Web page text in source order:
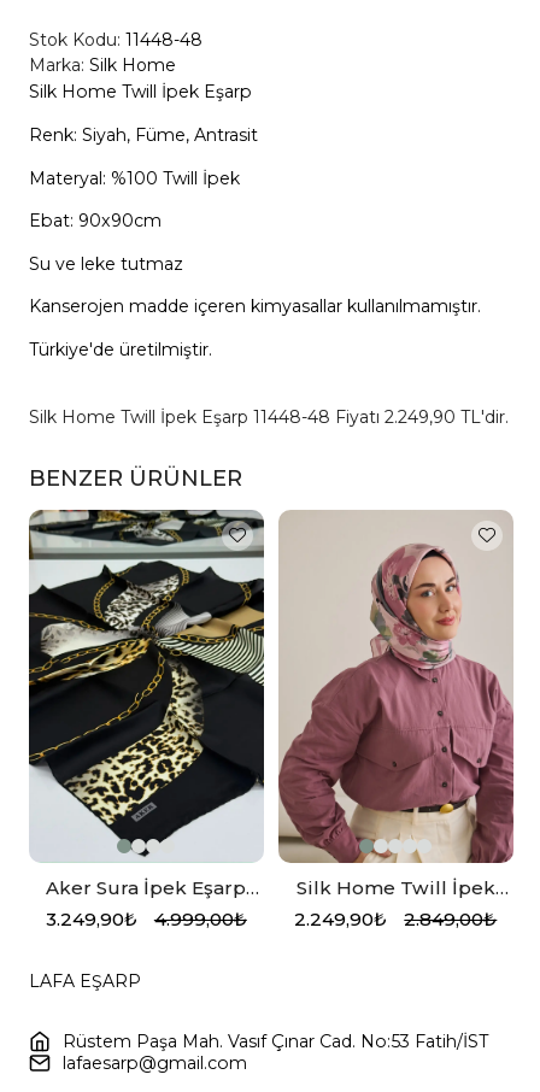
Stok Kodu: 11448-48
Marka: Silk Home
Silk Home Twill İpek Eşarp
Renk: Siyah, Füme, Antrasit
Materyal: %100 Twill İpek
Ebat: 90x90cm
Su ve leke tutmaz
Kanserojen madde içeren kimyasallar kullanılmamıştır.
Türkiye'de üretilmiştir.
Silk Home Twill İpek Eşarp 11448-48 Fiyatı 2.249,90 TL'dir.
BENZER ÜRÜNLER
Aker Sura İpek Eşarp
Siyah, Vizon, Krem
3.249,90₺ 4.999,00₺
Silk Home Twill İpek
Eşarp 11498-09
2.249,90₺ 2.849,00₺
LAFA EŞARP
Rüstem Paşa Mah. Vasıf Çınar Cad. No:53 Fatih/İST
lafaesarp@gmail.com